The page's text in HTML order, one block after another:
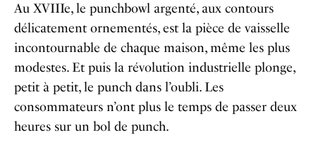
Au XVIIIe, le punchbowl argenté, aux contours
délicatement ornementés, est la pièce de vaisselle
incontournable de chaque maison, même les plus
modestes. Et puis la révolution industrielle plonge,
petit à petit, le punch dans l’oubli. Les
consommateurs n’ont plus le temps de passer deux
heures sur un bol de punch.